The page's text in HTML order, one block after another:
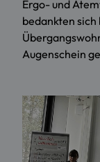
Ergo- und
bedankten
Augenschein